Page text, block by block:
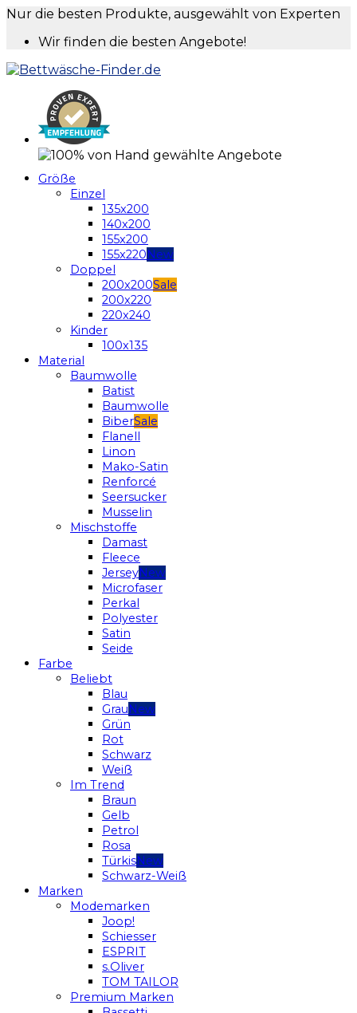
Nur die besten Produkte, ausgewählt von Experten
Wir finden die besten Angebote!
Größe
Einzel
135x200
140x200
155x200
155x220
Doppel
200x200
200x220
220x240
Kinder
100x135
Material
Baumwolle
Batist
Baumwolle
Biber
Flanell
Linon
Mako-Satin
Renforcé
Seersucker
Musselin
Mischstoffe
Damast
Fleece
Jersey
Microfaser
Perkal
Polyester
Satin
Seide
Farbe
Beliebt
Blau
Grau
Grün
Rot
Schwarz
Weiß
Im Trend
Braun
Gelb
Petrol
Rosa
Türkis
Schwarz-Weiß
Marken
Modemarken
Joop!
Schiesser
ESPRIT
s.Oliver
TOM TAILOR
Premium Marken